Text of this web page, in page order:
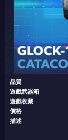
品質
遊戲武器箱
遊戲收藏
價格
描述